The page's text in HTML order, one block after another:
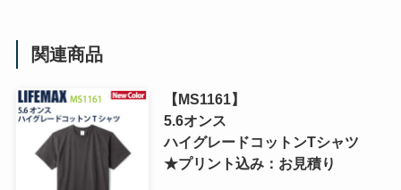
関連商品
【MS1161】
5.6オンス
ハイグレードコットンTシャツ
★プリント込み：お見積り